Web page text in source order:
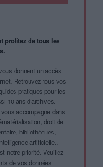
profitez de tous les
donnent un accès
Retrouvez tous vos
pratiques pour les
10 ans d'archives.
accompagne dans
droit de
bibliothèques,
artificielle...
notre priorité. Veuillez
de vos données